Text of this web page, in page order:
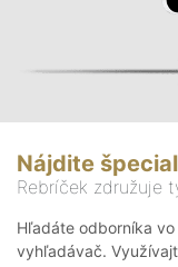
Nájdite
Rebríček združuje
Hľadáte odborníka
vyhľadávač.